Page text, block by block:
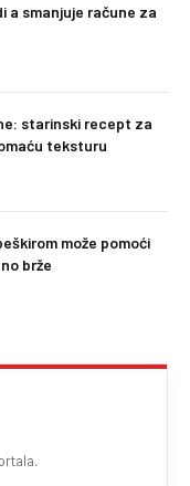
a smanjuje račune za
starinski recept za
teksturu
može pomoći
brže